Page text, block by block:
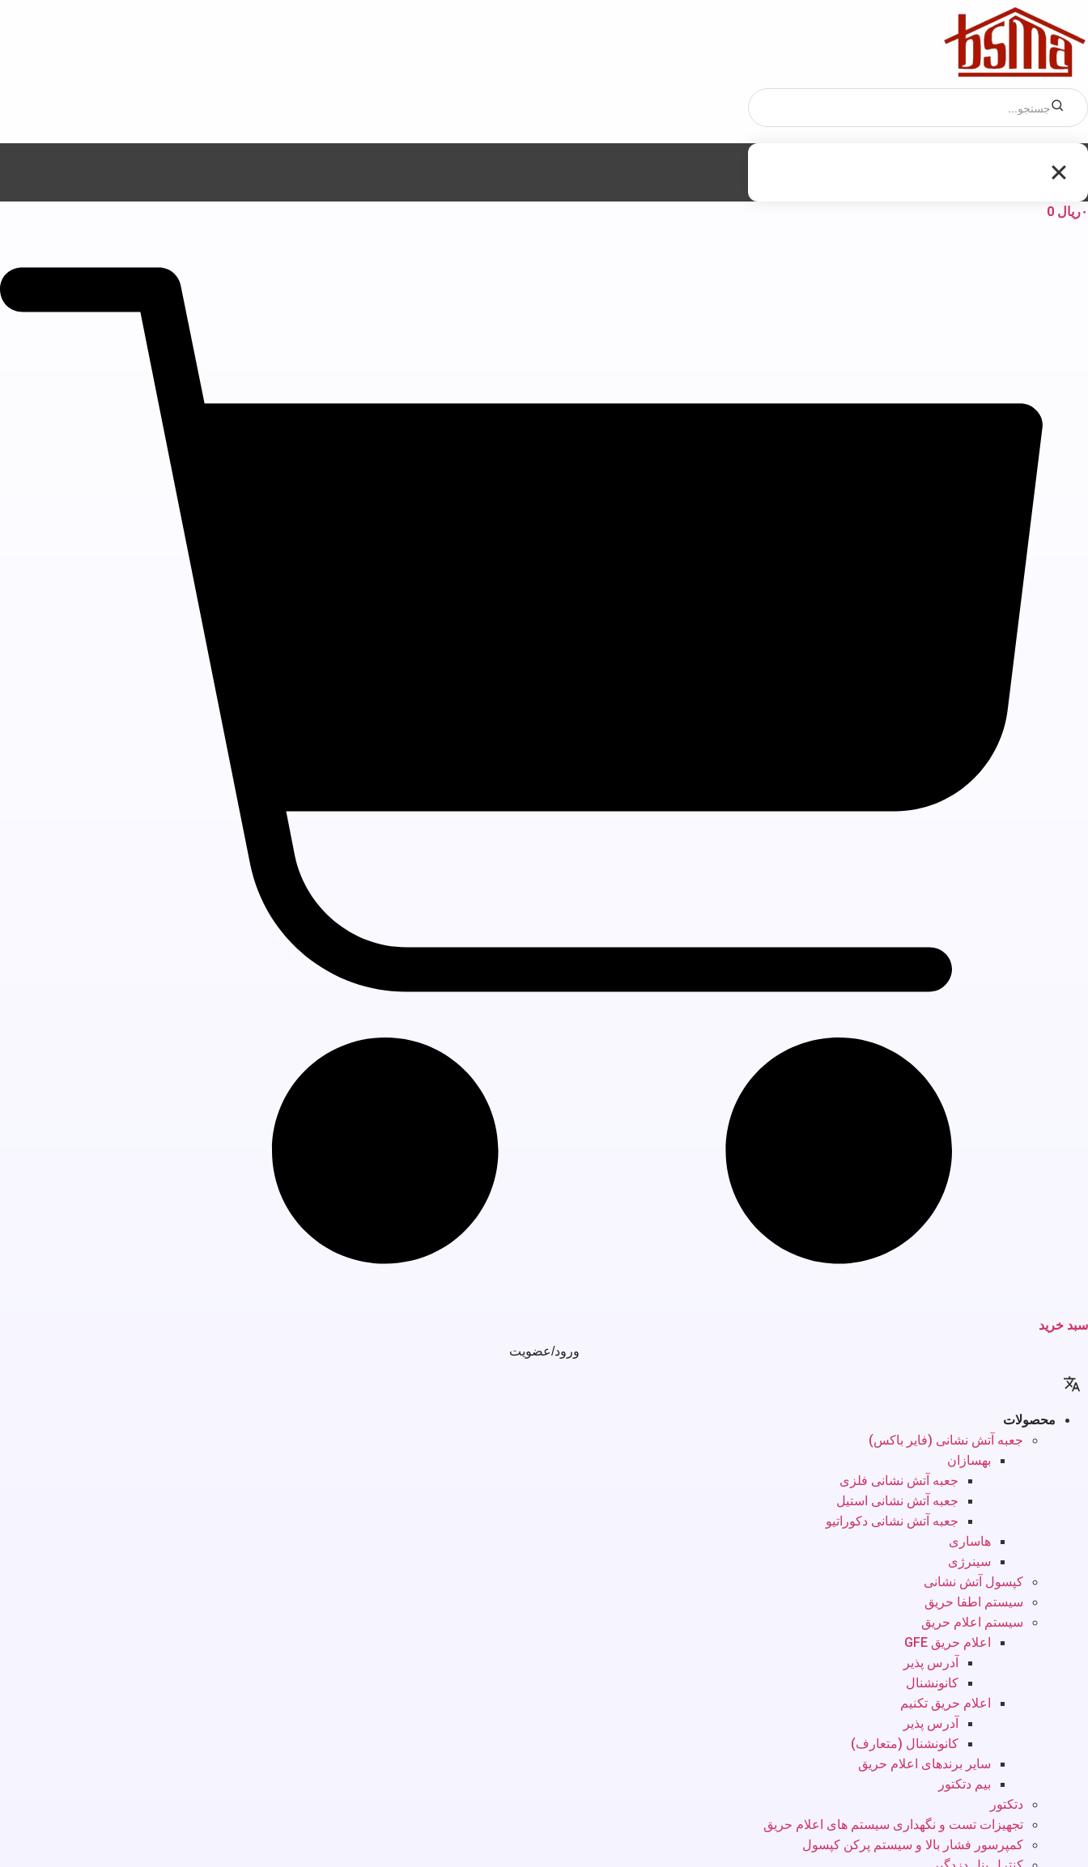
۰ریال 0
سبد خرید
ورود/عضویت
محصولات
جعبه آتش نشانی (فایر باکس)
بهسازان
جعبه آتش نشانی فلزی
جعبه آتش نشانی استیل
جعبه آتش نشانی دکوراتیو
هاساری
سینرژی
کپسول آتش نشانی
سیستم اطفا حریق
سیستم اعلام حریق
اعلام حریق GFE
آدرس پذیر
کانونشنال
اعلام حریق تکنیم
آدرس پذیر
کانونشنال (متعارف)
سایر برندهای اعلام حریق
بیم دتکتور
دتکتور
تجهیزات تست و نگهداری سیستم های اعلام حریق
کمپرسور فشار بالا و سیستم پرکن کپسول